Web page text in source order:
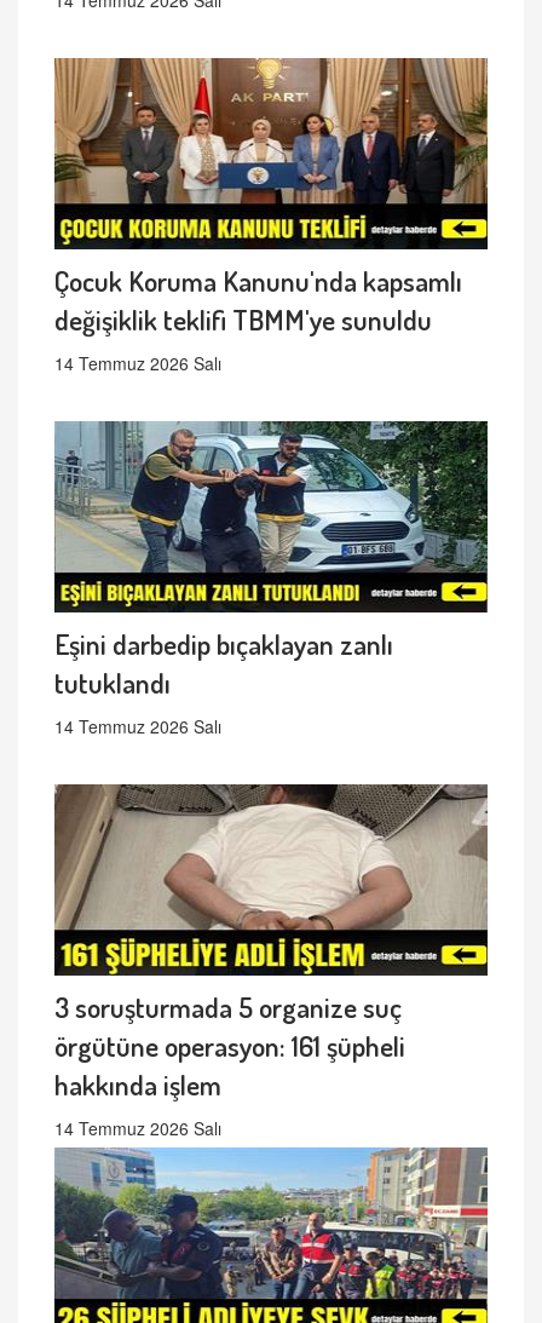
Çocuk Koruma Kanunu'nda kapsamlı
değişiklik teklifi TBMM'ye sunuldu
14 Temmuz 2026 Salı
Eşini darbedip bıçaklayan zanlı
tutuklandı
14 Temmuz 2026 Salı
3 soruşturmada 5 organize suç
örgütüne operasyon: 161 şüpheli
hakkında işlem
14 Temmuz 2026 Salı